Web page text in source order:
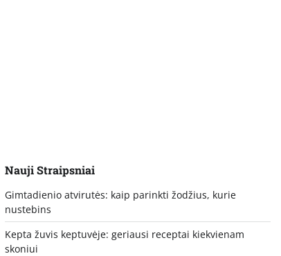
Nauji Straipsniai
Gimtadienio atvirutės: kaip parinkti žodžius, kurie
nustebins
Kepta žuvis keptuvėje: geriausi receptai kiekvienam
skoniui